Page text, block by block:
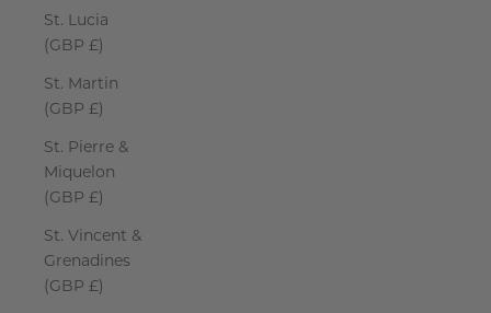
St. Lucia
(GBP £)
St. Martin
(GBP £)
St. Pierre &
Miquelon
(GBP £)
St. Vincent &
Grenadines
(GBP £)